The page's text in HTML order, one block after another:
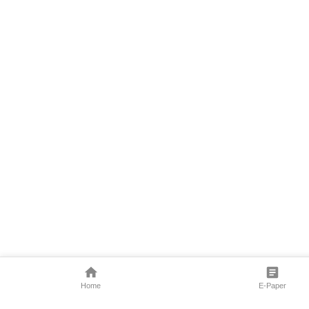
Home E-Paper